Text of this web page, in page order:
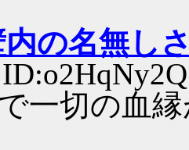
内の名無し
一切の血